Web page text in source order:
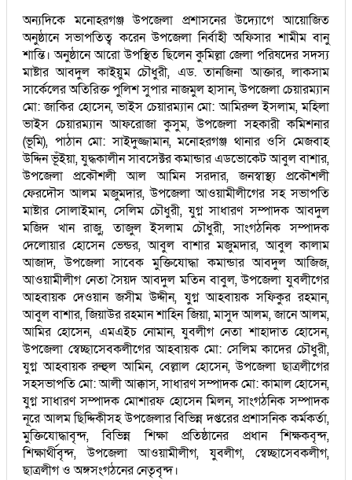
অন্যদিকে মনোহরগঞ্জ উপজেলা প্রশাসনের উদ্যোগে আয়োজিত
অনুষ্ঠানে সভাপতিত্ব করেন উপজেলা নির্বাহী অফিসার শামীম বানু
শান্তি। অনুষ্ঠানে আরো উপস্থিত ছিলেন কুমিল্লা জেলা পরিষদের সদস্য
মাষ্টার আবদুল কাইয়ুম চৌধুরী, এড. তানজিনা আক্তার, লাকসাম
সার্কেলের অতিরিক্ত পুলিশ সুপার নাজমুল হাসান, উপজেলা চেয়ারম্যান
মো: জাকির হোসেন, ভাইস চেয়ারম্যান মো: আমিরুল ইসলাম, মহিলা
ভাইস চেয়ারম্যান আফরোজা কুসুম, উপজেলা সহকারী কমিশনার
(ভূমি), পাঠান মো: সাইদুজ্জামান, মনোহরগঞ্জ থানার ওসি মেজবাহ
উদ্দিন ভূঁইয়া, যুদ্ধকালীন সাবসেক্টর কমান্ডার এডভোকেট আবুল বাশার,
উপজেলা প্রকৌশলী আল আমিন সরদার, জনস্বাস্থ্য প্রকৌশলী
ফেরদৌস আলম মজুমদার, উপজেলা আওয়ামীলীগের সহ সভাপতি
মাষ্টার সোলাইমান, সেলিম চৌধুরী, যুগ্ন সাধারণ সম্পাদক আবদুল
মজিদ খান রাজু, তাজুল ইসলাম চৌধুরী, সাংগঠনিক সম্পাদক
দেলোয়ার হোসেন ভেন্ডর, আবুল বাশার মজুমদার, আবুল কালাম
আজাদ, উপজেলা সাবেক মুক্তিযোদ্ধা কমান্ডার আবদুল আজিজ,
আওয়ামীলীগ নেতা সৈয়দ আবদুল মতিন বাবুল, উপজেলা যুবলীগের
আহবায়ক দেওয়ান জসীম উদ্দীন, যুগ্ন আহবায়ক সফিকুর রহমান,
আবুল বাশার, জিয়াউর রহমান শাহিন জিয়া, মাসুদ আলম, জানে আলম,
আমির হোসেন, এমএইচ নোমান, যুবলীগ নেতা শাহাদাত হোসেন,
উপজেলা স্বেচ্ছাসেবকলীগের আহবায়ক মো: সেলিম কাদের চৌধুরী,
যুগ্ন আহবায়ক রুহুল আমিন, বেল্লাল হোসেন, উপজেলা ছাত্রলীগের
সহসভাপতি মো: আলী আক্কাস, সাধারণ সম্পাদক মো: কামাল হোসেন,
যুগ্ন সাধারণ সম্পাদক মোশারফ হোসেন মিলন, সাংগঠনিক সম্পাদক
নূরে আলম ছিদ্দিকীসহ উপজেলার বিভিন্ন দপ্তরের প্রশাসনিক কর্মকর্তা,
মুক্তিযোদ্ধাবৃন্দ, বিভিন্ন শিক্ষা প্রতিষ্ঠানের প্রধান শিক্ষকবৃন্দ,
শিক্ষার্থীবৃন্দ, উপজেলা আওয়ামীলীগ, যুবলীগ, স্বেচ্ছাসেবকলীগ,
ছাত্রলীগ ও অঙ্গসংগঠনের নেতৃবৃন্দ।